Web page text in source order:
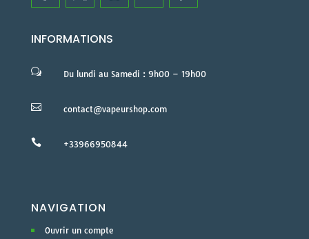
INFORMATIONS
w Du lundi au Samedi : 9h00 – 19h00
 contact@vapeurshop.com
 +33966950844
NAVIGATION
Ouvrir un compte